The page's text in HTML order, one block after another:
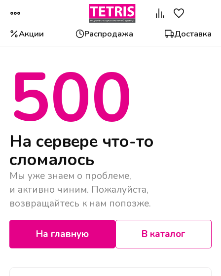
Акции Распродажа Доставка
500
На сервере что-то
сломалось
Мы уже знаем о проблеме,
и активно чиним. Пожалуйста,
возвращайтесь к нам попозже.
На главную В каталог